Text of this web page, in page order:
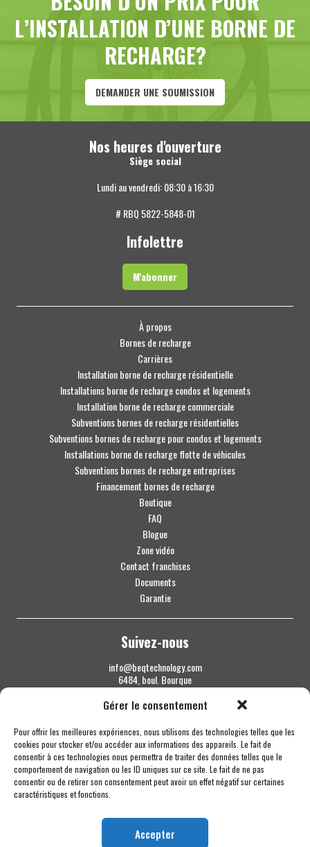
Gérer le consentement
Pour offrir les meilleures expériences, nous utilisons des technologies telles que les
cookies pour stocker et/ou accéder aux informations des appareils. Le fait de
consentir à ces technologies nous permettra de traiter des données telles que le
comportement de navigation ou les ID uniques sur ce site. Le fait de ne pas
consentir ou de retirer son consentement peut avoir un effet négatif sur certaines
caractéristiques et fonctions.
Accepter
L’INSTALLATION D’UNE BORNE DE
RECHARGE?
DEMANDER UNE SOUMISSION
Nos heures d'ouverture
Siège social
Lundi au vendredi: 08:30 à 16:30
# RBQ 5822-5848-01
Infolettre
M'abonner
À propos
Bornes de recharge
Carrières
Installation borne de recharge résidentielle
Installations borne de recharge condos et logements
Installation borne de recharge commerciale
Subventions bornes de recharge résidentielles
Subventions bornes de recharge pour condos et logements
Installations borne de recharge flotte de véhicules
Subventions bornes de recharge entreprises
Financement bornes de recharge
Boutique
FAQ
Blogue
Zone vidéo
Contact franchises
Documents
Garantie
Suivez-nous
info@beqtechnology.com
6484, boul. Bourque
Sherbrooke QC J1N 1H3
1 844 427-7800